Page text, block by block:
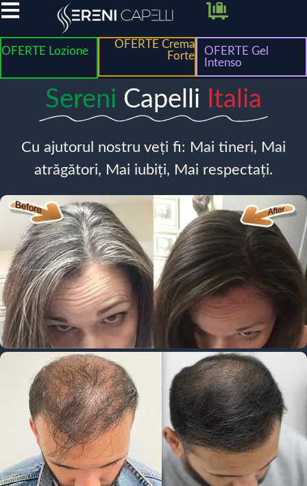
OFERTE Lozione
OFERTE Crema
Forte
OFERTE Gel
Intenso
Sereni Capelli Italia
Cu ajutorul nostru veți fi: Mai tineri, Mai
atrăgători, Mai iubiți, Mai respectați.